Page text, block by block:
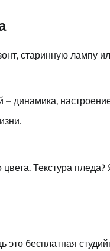
старинную лампу
динамика,
Текстура
бесплатная